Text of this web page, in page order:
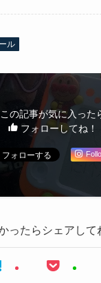
ル
この記事が気に入った
フォローしてね！
ったらシェアして